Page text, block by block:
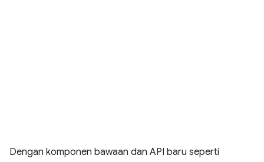
Dengan komponen bawaan dan API baru seperti